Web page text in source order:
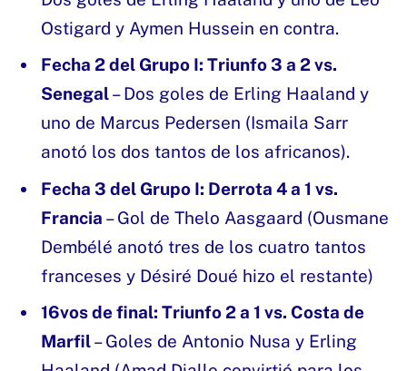
Ostigard y Aymen Hussein en contra.
Fecha 2 del Grupo I: Triunfo 3 a 2 vs.
Senegal– Dos goles de Erling Haaland y
uno de Marcus Pedersen (Ismaila Sarr
anotó los dos tantos de los africanos).
Fecha 3 del Grupo I: Derrota 4 a 1 vs.
Francia – Gol de Thelo Aasgaard (Ousmane
Dembélé anotó tres de los cuatro tantos
franceses y Désiré Doué hizo el restante)
16vos de final: Triunfo 2 a 1 vs. Costa de
Marfil– Goles de Antonio Nusa y Erling